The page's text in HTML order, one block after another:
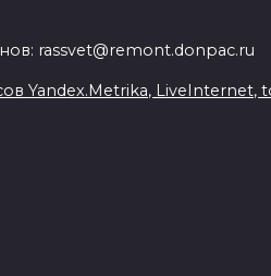
rassvet@remont.donpac.ru
Yandex.Metrika, LiveInternet,